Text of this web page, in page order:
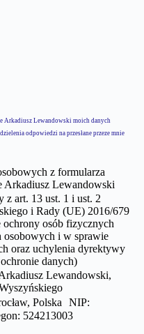
Arkadiusz Lewandowski moich danych
odpowiedzi na przesłane przeze mnie
z formularza
Arkadiusz Lewandowski
art. 13 ust. 1 i ust. 2
i Rady (UE) 2016/679
osób fizycznych
osobowych i w sprawie
oraz uchylenia dyrektywy
danych)
Lewandowski,
Polska NIP:
524213003